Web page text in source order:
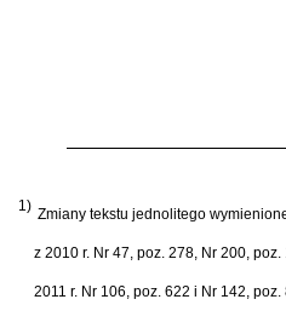
1) Zmiany tekstu jednolitego
z 2010 r. Nr 47, poz. 278, Nr 200,
2011 r. Nr 106, poz. 622 i Nr 142, poz.